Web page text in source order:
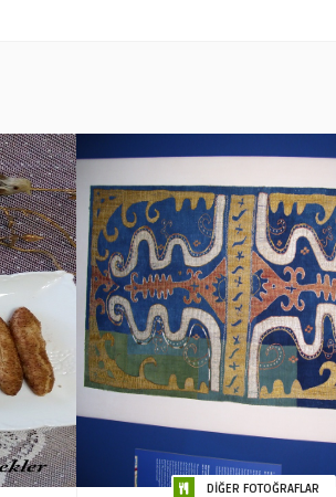
DİĞER FOTOĞRAFLAR